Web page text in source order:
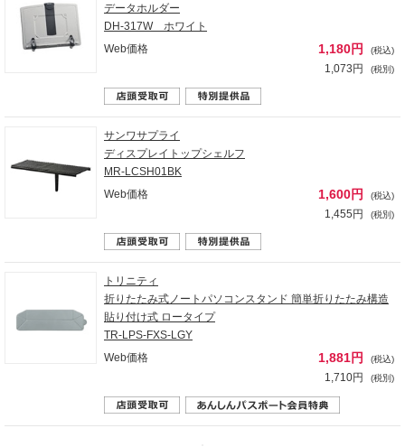
データホルダー
DH-317W ホワイト
Web価格
1,180円 (税込)
1,073円 (税別)
サンワサプライ
ディスプレイトップシェルフ
MR-LCSH01BK
Web価格
1,600円 (税込)
1,455円 (税別)
トリニティ
折りたたみ式ノートパソコンスタンド 簡単折りたたみ構造
貼り付け式 ロータイプ
TR-LPS-FXS-LGY
Web価格
1,881円 (税込)
1,710円 (税別)